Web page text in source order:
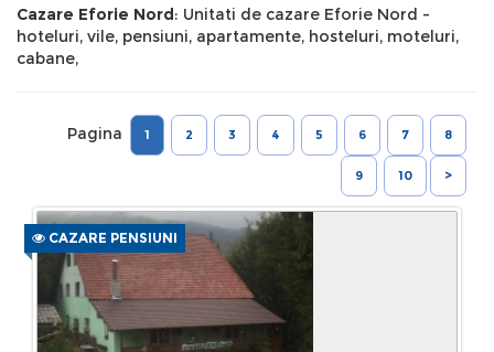
Cazare Eforie Nord: Unitati de cazare Eforie Nord -
hoteluri, vile, pensiuni, apartamente, hosteluri, moteluri,
cabane,
Pagina 1 2 3 4 5 6 7 8
9 10 >
CAZARE PENSIUNI